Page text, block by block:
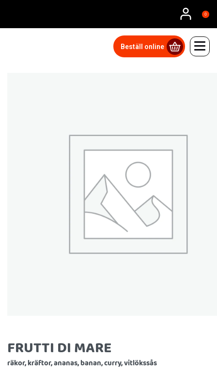
0
Beställ online
FRUTTI DI MARE
räkor, kräftor, ananas, banan, curry, vitlökssås